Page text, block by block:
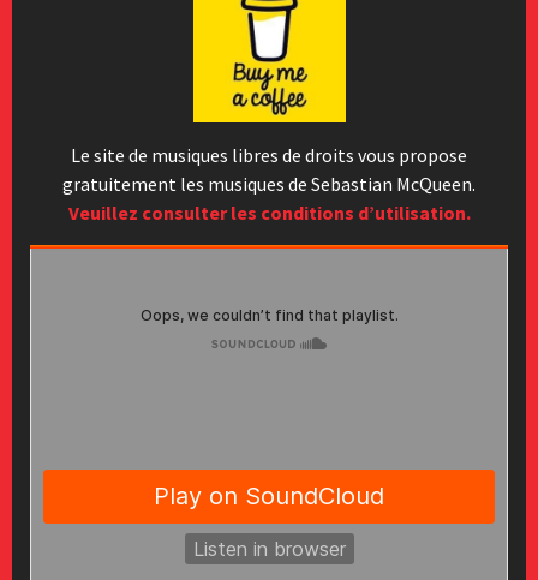
Le site de musiques libres de droits vous propose
gratuitement les musiques de Sebastian McQueen.
Veuillez consulter les conditions d’utilisation.